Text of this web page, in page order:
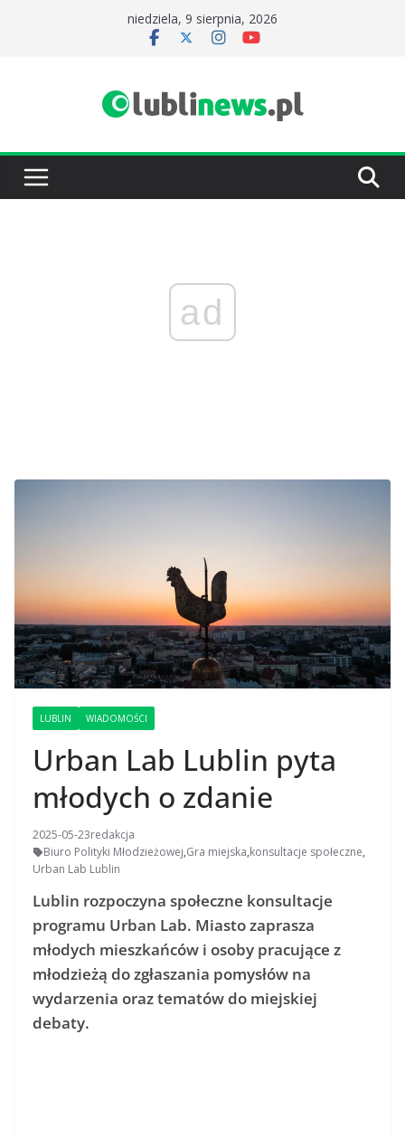
niedziela, 9 sierpnia, 2026
ad
LUBLIN WIADOMOŚCI
Urban Lab Lublin pyta
młodych o zdanie
2025-05-23redakcja
Biuro Polityki Młodzieżowej,Gra miejska,konsultacje społeczne,
Urban Lab Lublin
Lublin rozpoczyna społeczne konsultacje
programu Urban Lab. Miasto zaprasza
młodych mieszkańców i osoby pracujące z
młodzieżą do zgłaszania pomysłów na
wydarzenia oraz tematów do miejskiej
debaty.